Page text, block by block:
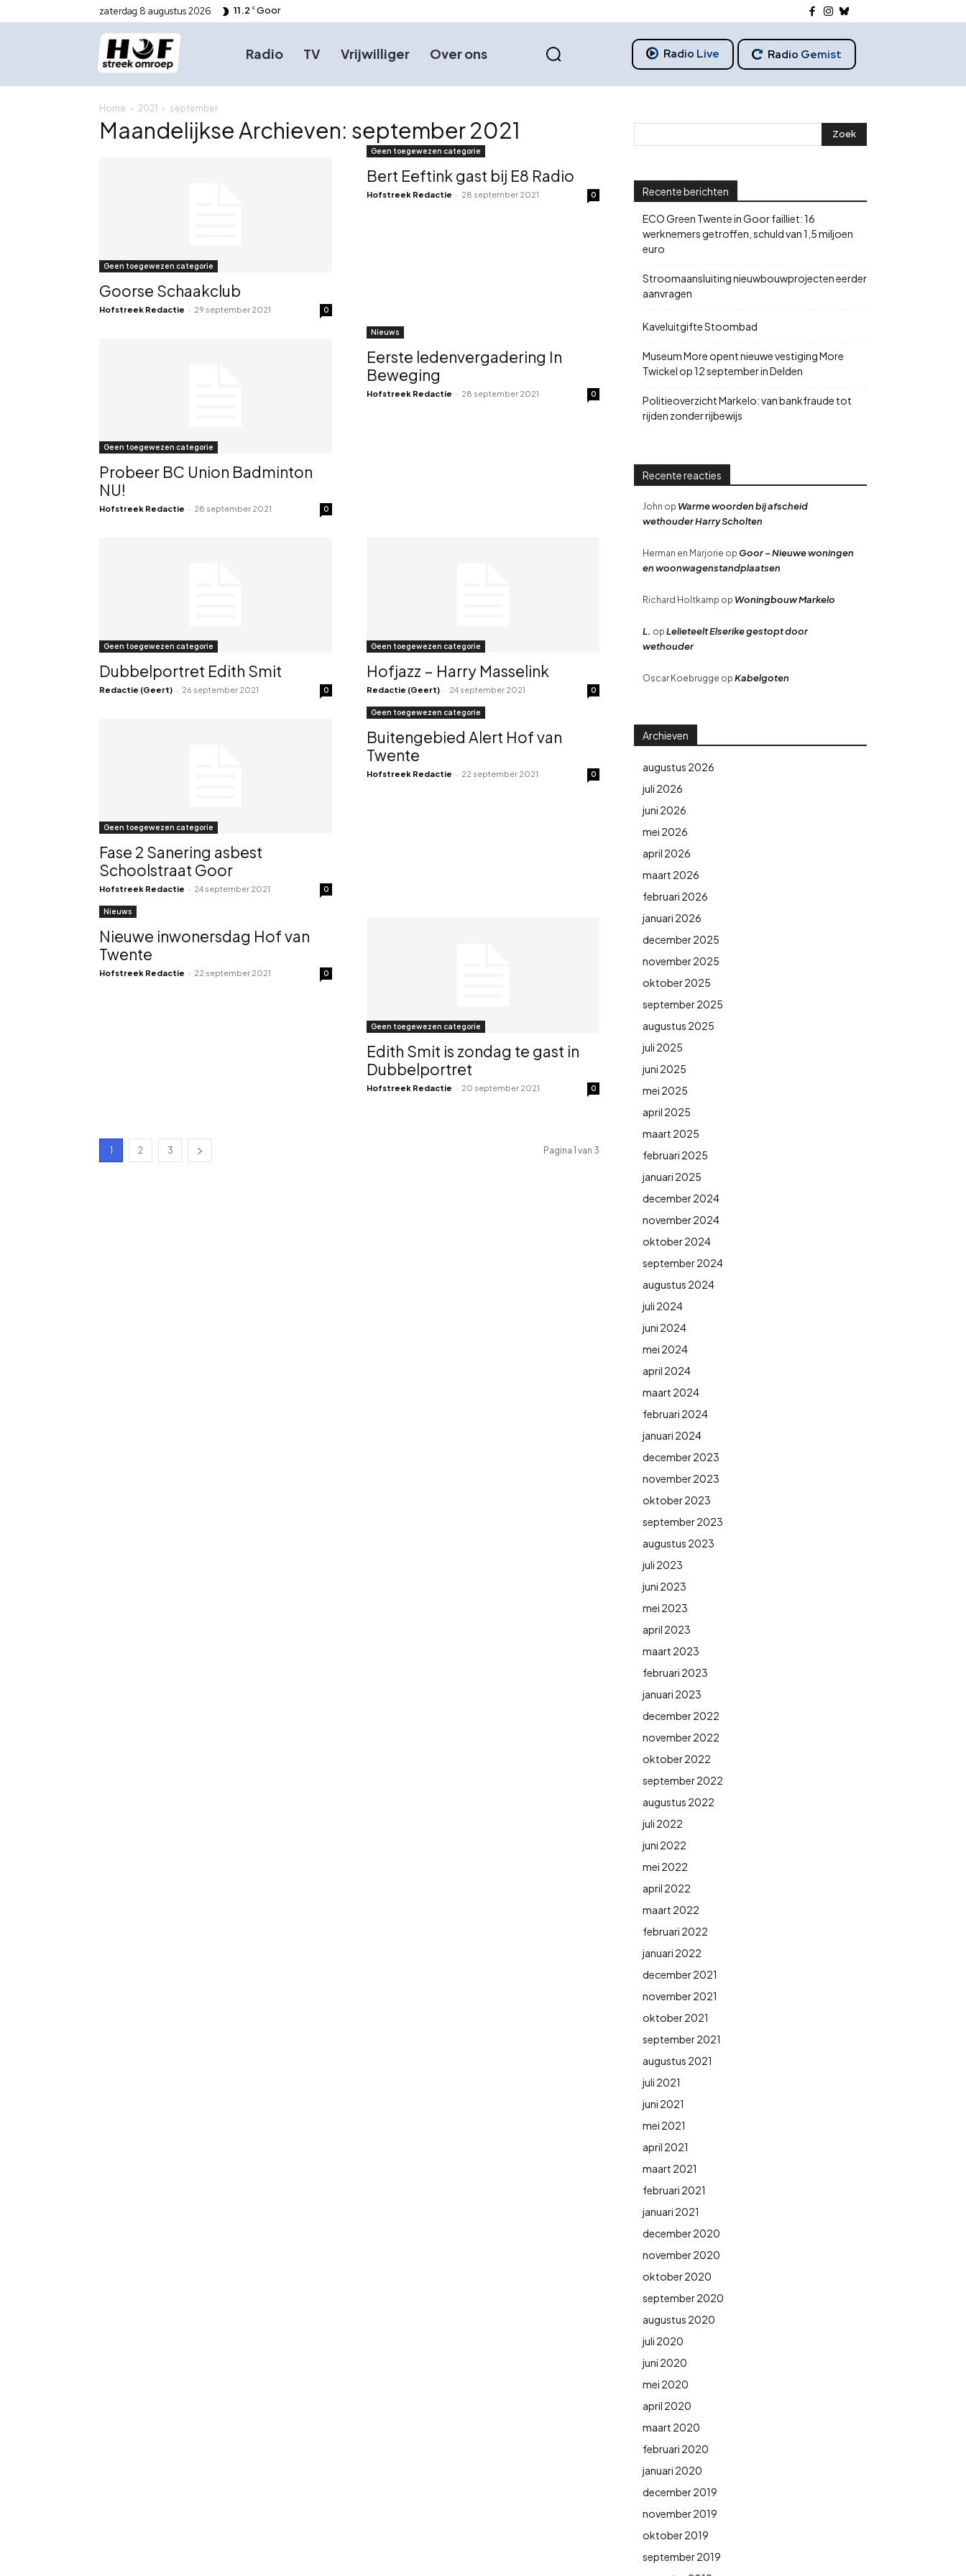
zaterdag 8 augustus 2026 11.2 C Goor
Radio TV Vrijwilliger Over ons Radio Live Radio Gemist
Home 2021 september
Maandelijkse Archieven: september 2021
Geen toegewezen categorie
Goorse Schaakclub
Hofstreek Redactie - 29 september 2021 0
Geen toegewezen categorie
Bert Eeftink gast bij E8 Radio
Hofstreek Redactie - 28 september 2021 0
Geen toegewezen categorie
Probeer BC Union Badminton
NU!
Hofstreek Redactie - 28 september 2021 0
Nieuws
Eerste ledenvergadering In
Beweging
Hofstreek Redactie - 28 september 2021 0
Geen toegewezen categorie
Dubbelportret Edith Smit
Redactie (Geert) - 26 september 2021 0
Geen toegewezen categorie
Hofjazz – Harry Masselink
Redactie (Geert) - 24 september 2021 0
Geen toegewezen categorie
Fase 2 Sanering asbest
Schoolstraat Goor
Hofstreek Redactie - 24 september 2021 0
Geen toegewezen categorie
Buitengebied Alert Hof van
Twente
Hofstreek Redactie - 22 september 2021 0
Nieuws
Nieuwe inwonersdag Hof van
Twente
Hofstreek Redactie - 22 september 2021 0
Geen toegewezen categorie
Edith Smit is zondag te gast in
Dubbelportret
Hofstreek Redactie - 20 september 2021 0
1 2 3 Pagina 1 van 3
Recente berichten
ECO Green Twente in Goor failliet: 16
werknemers getroffen, schuld van 1,5 miljoen
euro
Stroomaansluiting nieuwbouwprojecten eerder
aanvragen
Kaveluitgifte Stoombad
Museum More opent nieuwe vestiging More
Twickel op 12 september in Delden
Politieoverzicht Markelo: van bankfraude tot
rijden zonder rijbewijs
Recente reacties
John op Warme woorden bij afscheid
wethouder Harry Scholten
Herman en Marjorie op Goor – Nieuwe woningen
en woonwagenstandplaatsen
Richard Holtkamp op Woningbouw Markelo
L. op Lelieteelt Elserike gestopt door
wethouder
Oscar Koebrugge op Kabelgoten
Archieven
augustus 2026
juli 2026
juni 2026
mei 2026
april 2026
maart 2026
februari 2026
januari 2026
december 2025
november 2025
oktober 2025
september 2025
augustus 2025
juli 2025
juni 2025
mei 2025
april 2025
maart 2025
februari 2025
januari 2025
december 2024
november 2024
oktober 2024
september 2024
augustus 2024
juli 2024
juni 2024
mei 2024
april 2024
maart 2024
februari 2024
januari 2024
december 2023
november 2023
oktober 2023
september 2023
augustus 2023
juli 2023
juni 2023
mei 2023
april 2023
maart 2023
februari 2023
januari 2023
december 2022
november 2022
oktober 2022
september 2022
augustus 2022
juli 2022
juni 2022
mei 2022
april 2022
maart 2022
februari 2022
januari 2022
december 2021
november 2021
oktober 2021
september 2021
augustus 2021
juli 2021
juni 2021
mei 2021
april 2021
maart 2021
februari 2021
januari 2021
december 2020
november 2020
oktober 2020
september 2020
augustus 2020
juli 2020
juni 2020
mei 2020
april 2020
maart 2020
februari 2020
januari 2020
december 2019
november 2019
oktober 2019
september 2019